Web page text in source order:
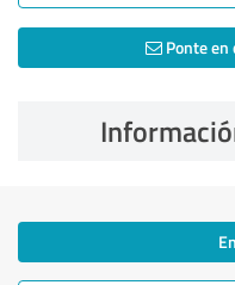
Ponte en